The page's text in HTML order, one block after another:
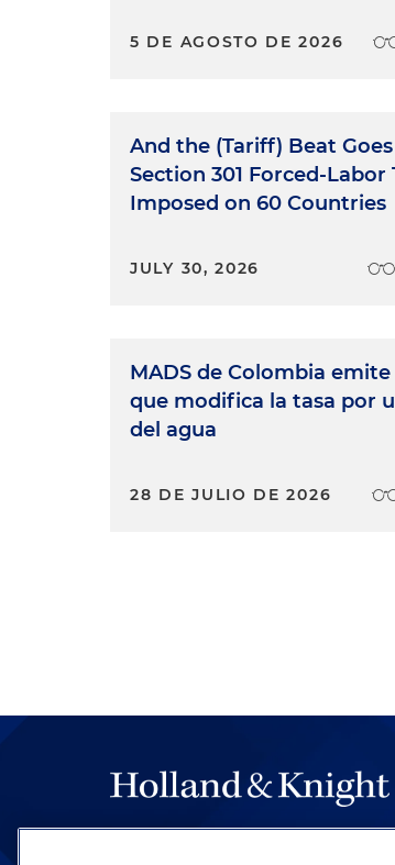
5 DE AGOSTO DE 2026
And the (Tariff) Beat
Section 301 Forced-Labor
Imposed on 60 Countries
JULY 30, 2026
MADS de Colombia
que modifica la tasa por
del agua
28 DE JULIO DE 2026